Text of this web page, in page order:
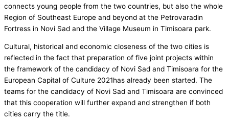
connects young people from the two countries, but also the whole
Region of Southeast Europe and beyond at the Petrovaradin
Fortress in Novi Sad and the Village Museum in Timisoara park.
Cultural, historical and economic closeness of the two cities is
reflected in the fact that preparation of five joint projects within
the framework of the candidacy of Novi Sad and Timisoara for the
European Capital of Culture 2021has already been started. The
teams for the candidacy of Novi Sad and Timisoara are convinced
that this cooperation will further expand and strengthen if both
cities carry the title.